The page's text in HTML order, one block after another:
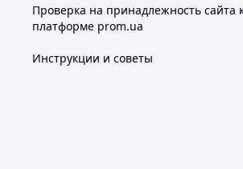
Проверка на принадлежность сайта
платформе prom.ua
Инструкции и советы